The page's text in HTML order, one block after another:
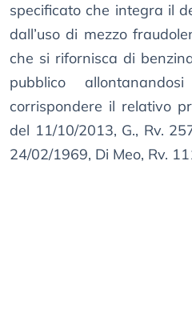
specificato che integra il
dall’uso di mezzo
che si rifornisca di
pubblico
corrispondere il relativo
del 11/10/2013, G., Rv.
24/02/1969, Di Meo, Rv.